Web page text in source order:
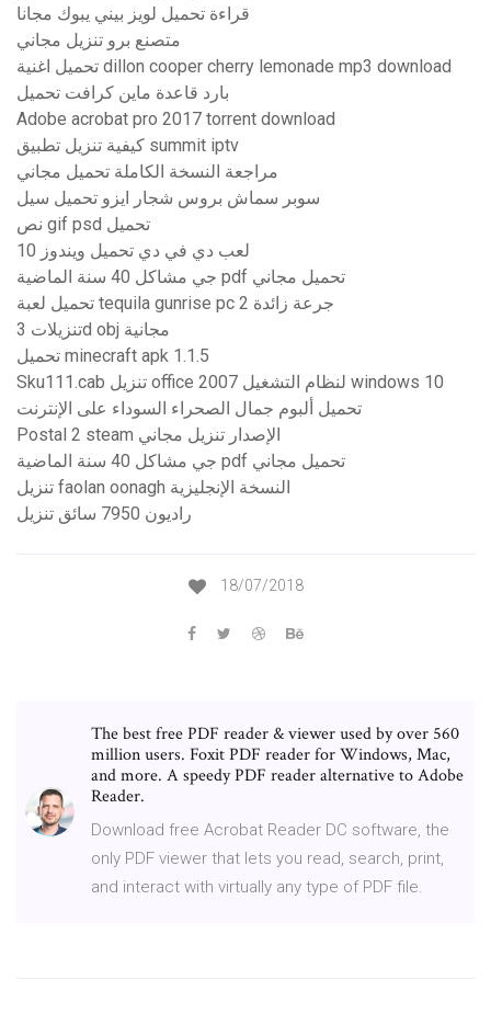
قراءة تحميل لويز بيني يبوك مجانا
متصنع برو تنزيل مجاني
تحميل اغنية dillon cooper cherry lemonade mp3 download
بارد قاعدة ماين كرافت تحميل
Adobe acrobat pro 2017 torrent download
كيفية تنزيل تطبيق summit iptv
مراجعة النسخة الكاملة تحميل مجاني
سوبر سماش بروس شجار ايزو تحميل سيل
نص gif psd تحميل
لعب دي في دي تحميل ويندوز 10
جي مشاكل 40 سنة الماضية pdf تحميل مجاني
تحميل لعبة tequila gunrise pc 2 جرعة زائدة
تنزيلات 3d obj مجانية
تحميل minecraft apk 1.1.5
Sku111.cab تنزيل office 2007 لنظام التشغيل windows 10
تحميل ألبوم جمال الصحراء السوداء على الإنترنت
Postal 2 steam الإصدار تنزيل مجاني
جي مشاكل 40 سنة الماضية pdf تحميل مجاني
تنزيل faolan oonagh النسخة الإنجليزية
راديون 7950 سائق تنزيل
18/07/2018
The best free PDF reader & viewer used by over 560
million users. Foxit PDF reader for Windows, Mac,
and more. A speedy PDF reader alternative to Adobe
Reader.
Download free Acrobat Reader DC software, the
only PDF viewer that lets you read, search, print,
and interact with virtually any type of PDF file.